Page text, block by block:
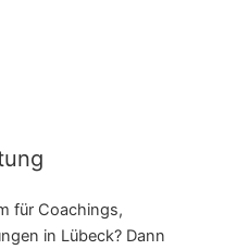
für Coachings,
in Lübeck? Dann